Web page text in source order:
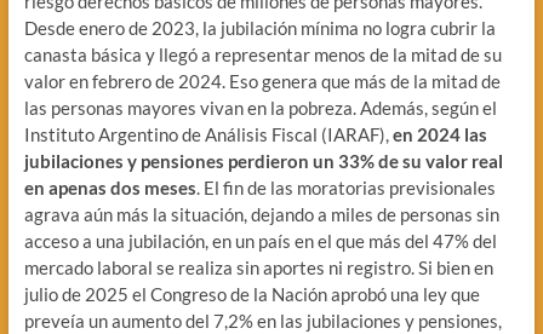
Desde enero de 2023, la jubilación mínima no logra cubrir la
canasta básica y llegó a representar menos de la mitad de su
valor en febrero de 2024. Eso genera que más de la mitad de
las personas mayores vivan en la pobreza. Además, según el
Instituto Argentino de Análisis Fiscal (IARAF),en 2024 las
jubilaciones y pensiones perdieron un 33% de su valor real
en apenas dos meses. El fin de las moratorias previsionales
agrava aún más la situación, dejando a miles de personas sin
acceso a una jubilación, en un país en el que más del 47% del
mercado laboral se realiza sin aportes ni registro. Si bien en
julio de 2025 el Congreso de la Nación aprobó una ley que
preveía un aumento del 7,2% en las jubilaciones y pensiones,